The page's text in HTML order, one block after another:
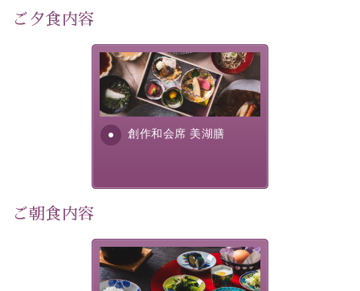
自然豊かな信州ならではの風情をご体験ください。
宿泊期間:2026年6月13日～21日
【スケジュール】
17：30 ご夕食
19：10 お隣の「ホテル紅や」ロビー集合
19：20 出発（近隣旅館2か所を経由します）
20：00 ほたる童謡公園到着（60分間の自由時間）
21：45 「ホテル紅や」到着
【ご予約前にご確認ください】
※本プランはバスの定員に限りがあるため、先着順での
ご案内となります。
※ご予約完了後でも、時間差により満席となる場合がご
ご夕食内容
創作和会席 美湖膳
美湖膳とは諏訪の地で特別を
提供する為に料理長・神原 裕
明が考え出した創作和会席で
す。美しい諏訪湖の幸...
ご朝食内容
さっぱりとした和食膳に使わ
れる食材は、諏訪の名産品を